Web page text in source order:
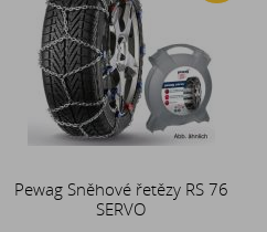
Pewag Sněhové řetězy RS 76
SERVO